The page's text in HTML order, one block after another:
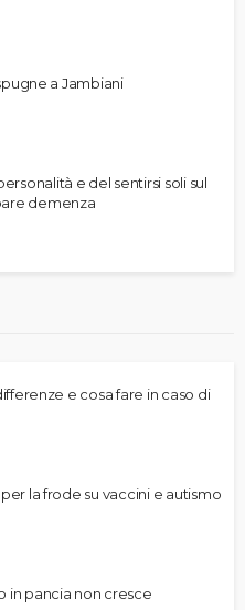
a Jambiani
e del sentirsi soli sul
demenza
e cosa fare in caso di
la frode su vaccini e autismo
in pancia non cresce